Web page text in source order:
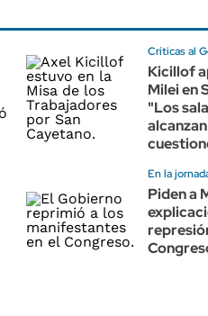
Críticas al
Kicillof
Milei en
"Los
En la
Piden a